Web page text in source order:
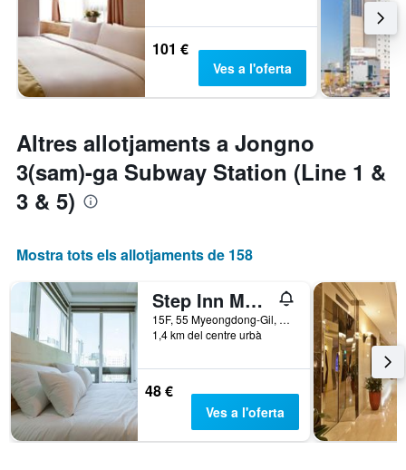
101 €
Ves a l'oferta
Altres allotjaments a Jongno
3(sam)-ga Subway Station (Line 1 &
3 & 5)
Mostra tots els allotjaments de 158
Step Inn Myeongdong 1
15F, 55 Myeongdong-Gil, Seül, Corea del Sud
1,4 km del centre urbà
48 €
Ves a l'oferta